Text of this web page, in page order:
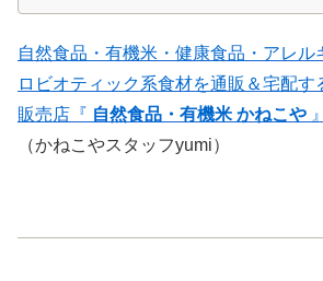
自然食品・有機米・健康食品・アレル
ロビオティック系食材を通販＆宅配
販売店『 自然食品・有機米 かねこや 』
（かねこやスタッフyumi）